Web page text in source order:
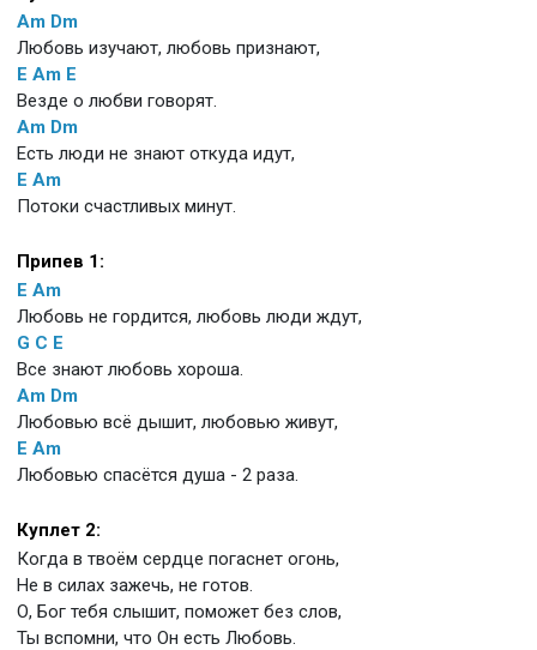
Am Dm
Любовь изучают, любовь признают,
E Am E
Везде о любви говорят.
Am Dm
Есть люди не знают откуда идут,
E Am
Потоки счастливых минут.
Припев 1:
E Am
Любовь не гордится, любовь люди ждут,
G C E
Все знают любовь хороша.
Am Dm
Любовью всё дышит, любовью живут,
E Am
Любовью спасётся душа - 2 раза.
Куплет 2:
Когда в твоём сердце погаснет огонь,
Не в силах зажечь, не готов.
О, Бог тебя слышит, поможет без слов,
Ты вспомни, что Он есть Любовь.